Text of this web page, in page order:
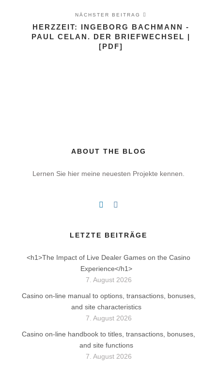
NÄCHSTER BEITRAG
HERZZEIT: INGEBORG BACHMANN -
PAUL CELAN. DER BRIEFWECHSEL |
[PDF]
ABOUT THE BLOG
Lernen Sie hier meine neuesten Projekte kennen.
LETZTE BEITRÄGE
<h1>The Impact of Live Dealer Games on the Casino
Experience</h1>
7. August 2026
Casino on-line manual to options, transactions, bonuses,
and site characteristics
7. August 2026
Casino on-line handbook to titles, transactions, bonuses,
and site functions
7. August 2026